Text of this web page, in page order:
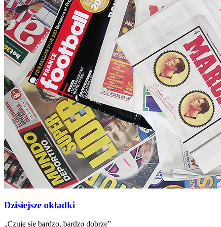
Dzisiejsze okładki
„Czuję się bardzo, bardzo dobrze”